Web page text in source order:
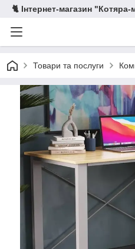
🐈 Інтернет-магазин
Товари та послуги